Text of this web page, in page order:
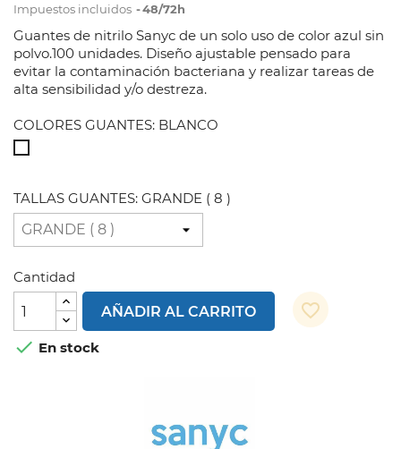
Impuestos incluidos 48/72h
Guantes de nitrilo Sanyc de un solo uso de color azul sin
polvo.100 unidades. Diseño ajustable pensado para
evitar la contaminación bacteriana y realizar tareas de
alta sensibilidad y/o destreza.
COLORES GUANTES: BLANCO
TALLAS GUANTES: GRANDE ( 8 )
Cantidad
AÑADIR AL CARRITO
favorite_border
 En stock